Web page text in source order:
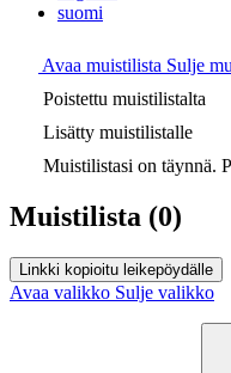
suomi
Avaa muistilista Sulje
Poistettu muistilistalta
Lisätty muistilistalle
Muistilistasi on täynnä.
Muistilista (0)
Linkki kopioitu leikepöydälle
Avaa valikko Sulje valikko